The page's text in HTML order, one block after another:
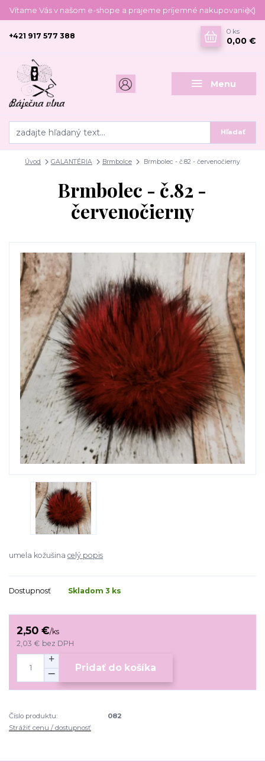
Vítame Vás v našom e-shope a prajeme príjemné nakupovanie :)
Menu
Hľadať
+421 917 577 388
0 ks
0,00 €
Úvod GALANTÉRIA Brmbolce Brmbolec - č.82 - červenočierny
Brmbolec - č.82 -
červenočierny
umela kožušina celý popis
Dostupnosť Skladom 3 ks
2,50 €/ks
2,03 € bez DPH
Pridať do košíka
Číslo produktu:
082
Strážiť cenu / dostupnosť